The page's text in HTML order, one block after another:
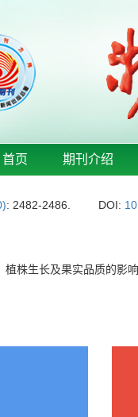
首页 期刊介绍
: 2482-2486. DOI:
植株生长及果实品质的影响